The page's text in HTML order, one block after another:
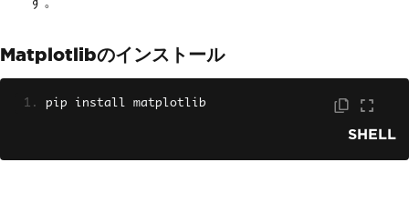
Matplotlibのインストール
pip install matplotlib
SHELL